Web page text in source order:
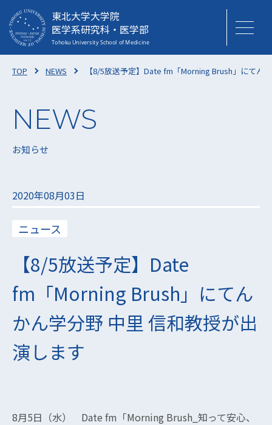
東北大学大学院
医学系研究科・医学部
TOP NEWS 【8/5放送予定】Date fm「Morning Brush」にてん
お知らせ
2020年08月03日
ニュース
【8/5放送予定】Date
fm「Morning Brush」にてん
かん学分野 中里 信和教授が出
演します
8月5日（水） Date fm「Morning Brush_知って安心、